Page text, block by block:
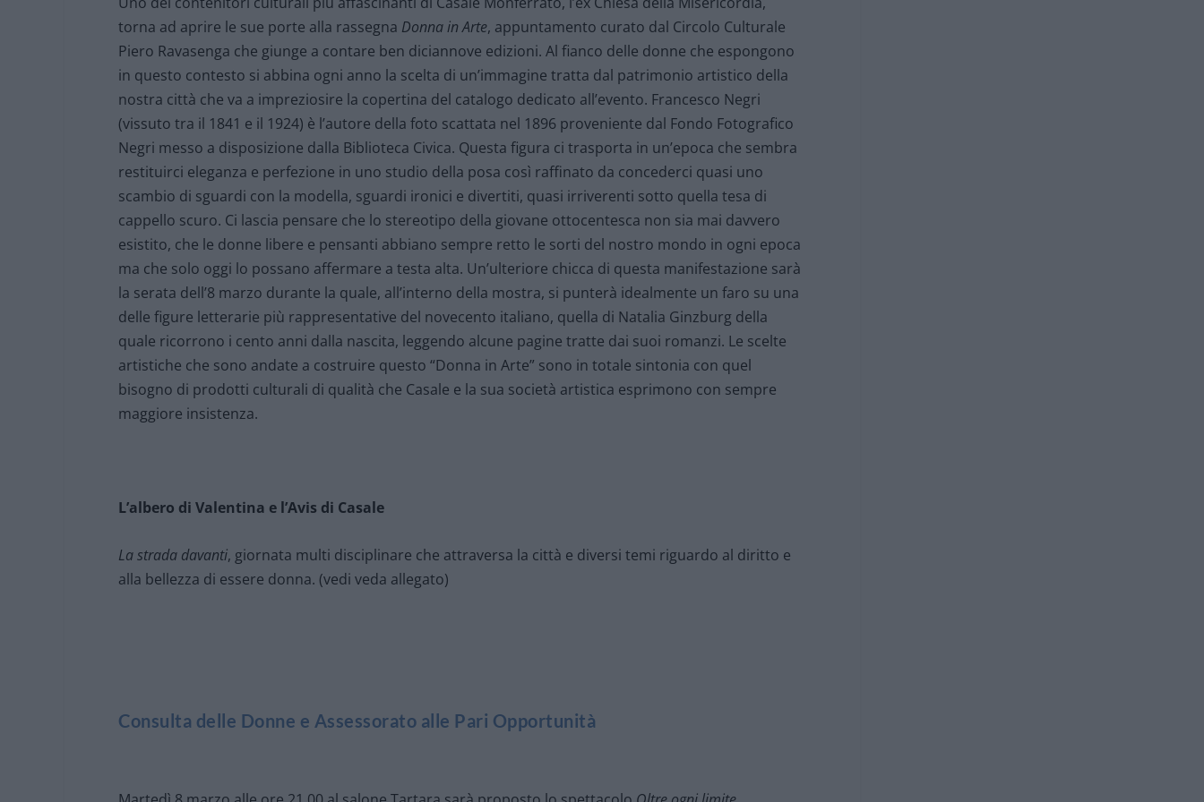
torna ad aprire le sue porte alla rassegna Donna in Arte, appuntamento curato dal Circolo Culturale
Piero Ravasenga che giunge a contare ben diciannove edizioni. Al fianco delle donne che espongono
in questo contesto si abbina ogni anno la scelta di un’immagine tratta dal patrimonio artistico della
nostra città che va a impreziosire la copertina del catalogo dedicato all’evento. Francesco Negri
(vissuto tra il 1841 e il 1924) è l’autore della foto scattata nel 1896 proveniente dal Fondo Fotografico
Negri messo a disposizione dalla Biblioteca Civica. Questa figura ci trasporta in un’epoca che sembra
restituirci eleganza e perfezione in uno studio della posa così raffinato da concederci quasi uno
scambio di sguardi con la modella, sguardi ironici e divertiti, quasi irriverenti sotto quella tesa di
cappello scuro. Ci lascia pensare che lo stereotipo della giovane ottocentesca non sia mai davvero
esistito, che le donne libere e pensanti abbiano sempre retto le sorti del nostro mondo in ogni epoca
ma che solo oggi lo possano affermare a testa alta. Un’ulteriore chicca di questa manifestazione sarà
la serata dell’8 marzo durante la quale, all’interno della mostra, si punterà idealmente un faro su una
delle figure letterarie più rappresentative del novecento italiano, quella di Natalia Ginzburg della
quale ricorrono i cento anni dalla nascita, leggendo alcune pagine tratte dai suoi romanzi. Le scelte
artistiche che sono andate a costruire questo “Donna in Arte” sono in totale sintonia con quel
bisogno di prodotti culturali di qualità che Casale e la sua società artistica esprimono con sempre
maggiore insistenza.
L’albero di Valentina e l’Avis di Casale
La strada davanti, giornata multi disciplinare che attraversa la città e diversi temi riguardo al diritto e
alla bellezza di essere donna. (vedi veda allegato)
Consulta delle Donne e Assessorato alle Pari Opportunità